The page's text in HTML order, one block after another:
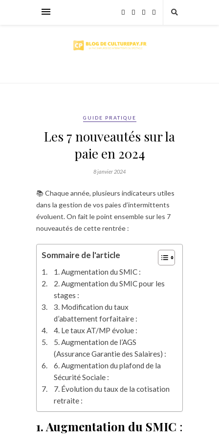
GUIDE PRATIQUE
Les 7 nouveautés sur la
paie en 2024
8 janvier 2024
📚 Chaque année, plusieurs indicateurs utiles
dans la gestion de vos paies d’intermittents
évoluent. On fait le point ensemble sur les 7
nouveautés de cette rentrée :
Sommaire de l'article
1. Augmentation du SMIC :
2. Augmentation du SMIC pour les
stages :
3. Modification du taux
d’abattement forfaitaire :
4. Le taux AT/MP évolue :
5. Augmentation de l’AGS
(Assurance Garantie des Salaires) :
6. Augmentation du plafond de la
Sécurité Sociale :
7. Évolution du taux de la cotisation
retraite :
1. Augmentation du SMIC :